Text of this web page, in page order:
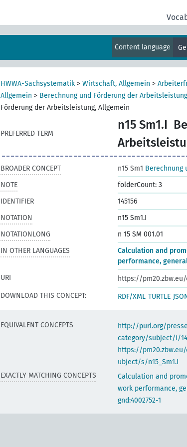
Content language
HWWA-Sachsystematik > Wirtschaft, Allgemein >
Allgemein > Berechnung und Förderung der Arbeitsleistung
Förderung der Arbeitsleistung, Allgemein
PREFERRED TERM
n15 Sm1.I
BROADER CONCEPT n15 Sm1 Berechnung
NOTE
folderCount: 3
IDENTIFIER
145156
NOTATION
n15 Sm1.I
NOTATIONLONG
n 15 SM 001.01
IN OTHER LANGUAGES
Calculation and
performance,
URI
https://
DOWNLOAD THIS CONCEPT:
RDF/XML TURTLE
EQUIVALENT CONCEPTS
http://purl.org/
category/subject/i/
https://
ubject/s/n15_Sm1.I
EXACTLY MATCHING CONCEPTS
Calculation and
work performance,
gnd:4002752-1